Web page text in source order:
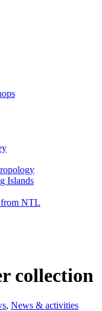
Islands
NTL
collection
, News & activities